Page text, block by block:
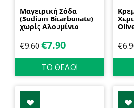
Μαγειρική Σόδα
(Sodium Bicarbonate)
χωρίς Αλουμίνιο
€9.60€7.90
ΤΟ ΘΕΛΩ!
€